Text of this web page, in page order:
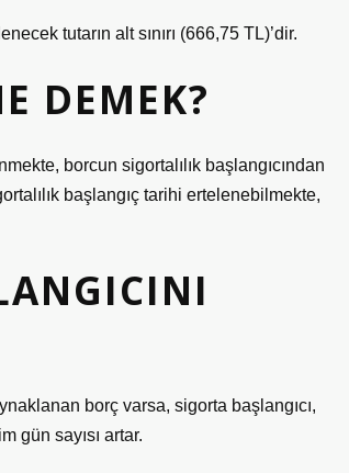
tutarın alt sınırı (666,75 TL)’dir.
DEMEK?
borcun sigortalılık başlangıcından
başlangıç ​​tarihi ertelenebilmekte,
borç varsa, sigorta başlangıcı,
gün sayısı artar.